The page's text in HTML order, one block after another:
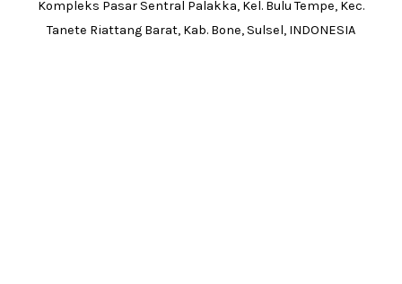
Kompleks Pasar Sentral Palakka, Kel. Bulu Tempe, Kec.
Tanete Riattang Barat, Kab. Bone, Sulsel, INDONESIA